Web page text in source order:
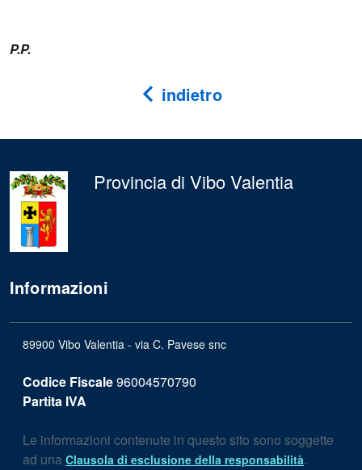
P.P.
indietro
Provincia di Vibo Valentia
Informazioni
89900 Vibo Valentia - via C. Pavese snc
Codice Fiscale96004570790
Partita IVA
Le informazioni contenute in questo sito sono soggette
ad una Clausola di esclusione della responsabilità.